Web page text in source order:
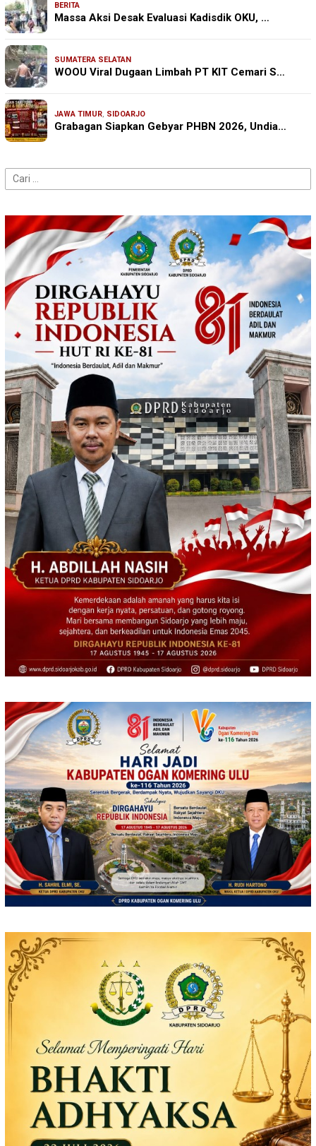
BERITA
Massa Aksi Desak Evaluasi Kadisdik OKU, …
SUMATERA SELATAN
WOOU Viral Dugaan Limbah PT KIT Cemari S…
JAWA TIMUR, SIDOARJO
Grabagan Siapkan Gebyar PHBN 2026, Undia…
Cari
untuk: